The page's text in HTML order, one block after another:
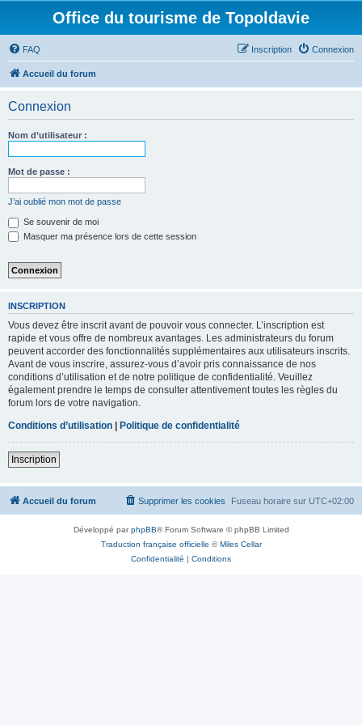
Office du tourisme de Topoldavie
FAQ Connexion
Inscription
Accueil du forum
Connexion
Nom d’utilisateur :
Mot de passe :
J’ai oublié mon mot de passe
Se souvenir de moi
Masquer ma présence lors de cette session
INSCRIPTION
Vous devez être inscrit avant de pouvoir vous connecter. L’inscription est
rapide et vous offre de nombreux avantages. Les administrateurs du forum
peuvent accorder des fonctionnalités supplémentaires aux utilisateurs inscrits.
Avant de vous inscrire, assurez-vous d’avoir pris connaissance de nos
conditions d’utilisation et de notre politique de confidentialité. Veuillez
également prendre le temps de consulter attentivement toutes les règles du
forum lors de votre navigation.
Conditions d’utilisation | Politique de confidentialité
Inscription
Accueil du forum Fuseau horaire sur UTC+02:00
Supprimer les cookies
Développé parphpBB® Forum Software © phpBB Limited
Traduction française officielle ©Miles Cellar
Confidentialité | Conditions